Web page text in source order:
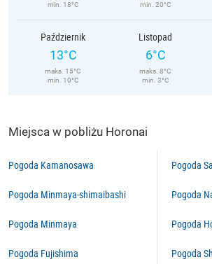
min. 18°C
min. 20°C
Październik
13°C
maks. 15°C
min. 10°C
Listopad
6°C
maks. 8°C
min. 3°C
Miejsca w pobliżu Horonai
Pogoda Kamanosawa
Pogoda Minmaya-shimaibashi
Pogoda Minmaya
Pogoda Fujishima
Pogoda
Pogoda
Pogoda
Pogoda